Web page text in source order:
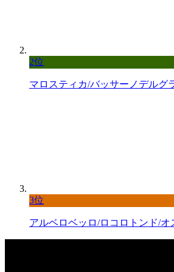
2位
マロスティカ/バッサーノデルグ
3位
アルベロベッロ/ロコロトンド/